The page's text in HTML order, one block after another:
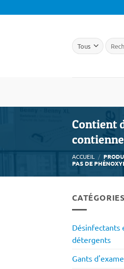
au
Contient
ACCUEIL /
PAS DE
CATÉGORIES
Désinfectants
détergents
Gants